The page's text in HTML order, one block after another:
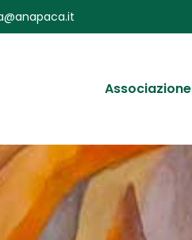
Associazione